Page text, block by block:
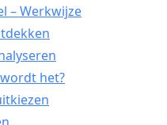
– Werkwijze
het?